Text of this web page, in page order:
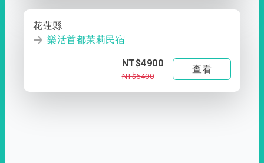
花蓮縣
樂活首都茉莉民宿
NT$4900
NT$6400
查看